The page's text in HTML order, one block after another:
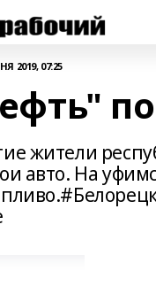
2019, 07:25
жители
авто. На